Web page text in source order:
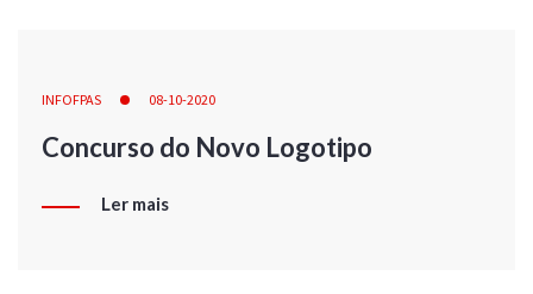
INFOFPAS 08-10-2020
Concurso do Novo Logotipo
Ler mais